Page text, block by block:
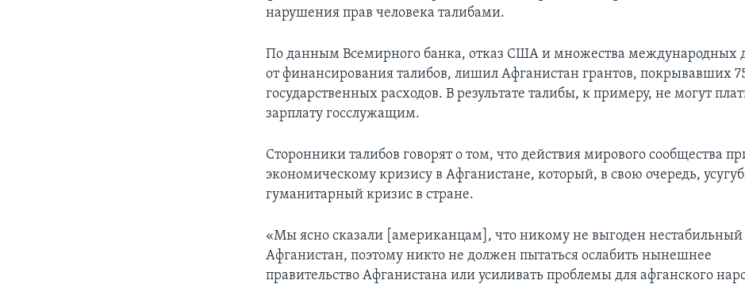
нарушения прав человека талибами.
По данным Всемирного банка, отказ США и множества международных
от финансирования талибов, лишил Афганистан грантов, покрывавших
государственных расходов. В результате талибы, к примеру, не могут
зарплату госслужащим.
Сторонники талибов говорят о том, что действия мирового сообщества
экономическому кризису в Афганистане, который, в свою очередь,
гуманитарный кризис в стране.
«Мы ясно сказали [американцам], что никому не выгоден нестабильный
Афганистан, поэтому никто не должен пытаться ослабить нынешнее
правительство Афганистана или усиливать проблемы для афганского